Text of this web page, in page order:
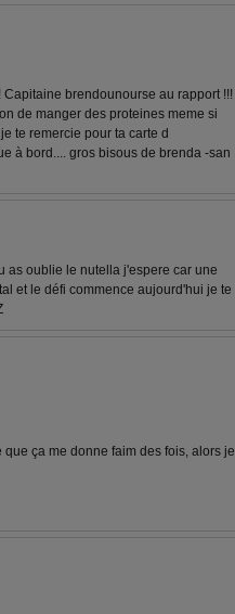
brendounourse au rapport !!!
de manger des proteines meme si
te remercie pour ta carte d
à bord.... gros bisous de brenda -san
as oublie le nutella j'espere car une
et le défi commence aujourd'hui je te
ça me donne faim des fois, alors je